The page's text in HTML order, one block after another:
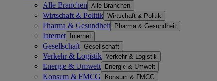
Alle Branchen Alle Branchen
Wirtschaft & Politik Wirtschaft & Politik
Pharma & Gesundheit Pharma & Gesundheit
Internet Internet
Gesellschaft Gesellschaft
Verkehr & Logistik Verkehr & Logistik
Energie & Umwelt Energie & Umwelt
Konsum & FMCG Konsum & FMCG